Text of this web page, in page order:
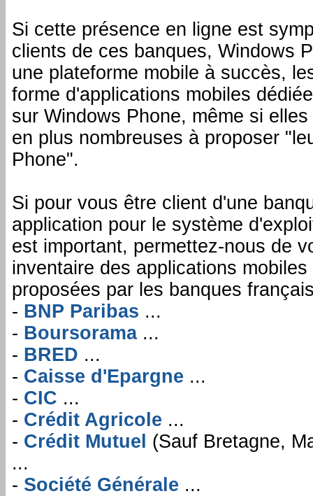
Si cette présence en ligne est
clients de ces banques, Windows
une plateforme mobile à succès,
forme d'applications mobiles
sur Windows Phone, même si
en plus nombreuses à proposer
Phone".
Si pour vous être client d'une
application pour le système
est important, permettez-nous de
inventaire des applications
proposées par les banques
- BNP Paribas ...
- Boursorama...
- BRED ...
- Caisse d'Epargne ...
- CIC ...
- Crédit Agricole ...
- Crédit Mutuel (Sauf Bretagne,
...
- Société Générale ...